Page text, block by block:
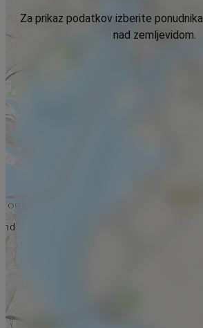
Za prikaz podatkov izberite
nad zemljevidom.